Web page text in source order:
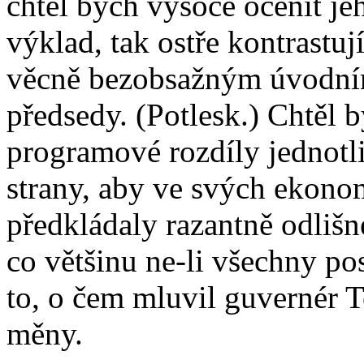
výklad, tak ostře
věcně bezobsažným
předsedy. (Potlesk.) Chtěl
programové rozdíly
strany, aby ve svých
předkládaly razantně
co většinu ne-li všechny
to, o čem mluvil guvernér
měny.